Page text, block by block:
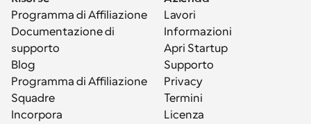
Programma di Affiliazione
Documentazione di
supporto
Blog
Programma di Affiliazione
Squadre
Incorpora
Lavori
Informazioni
Apri Startup
Supporto
Privacy
Termini
Licenza